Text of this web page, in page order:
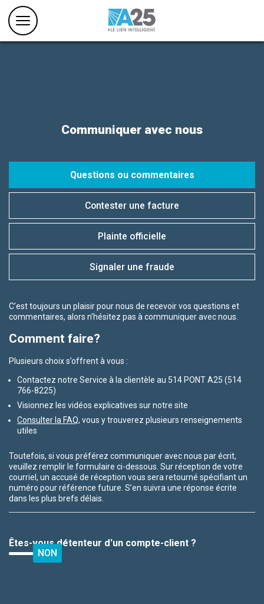
Communiquer avec nous
Questions ou commentaires
Contester une facture
Plainte officielle
Signaler une fraude
C’est toujours un plaisir pour nous de recevoir vos questions et
commentaires, alors n’hésitez pas à communiquer avec nous.
Comment faire?
Plusieurs choix s’offrent à vous :
Contactez notre Service à la clientèle au 514 PONT A25 (514
766-8225)
Visionnez les vidéos explicatives sur notre site
Consulter la FAQ, vous y trouverez plusieurs renseignements
utiles
Toutefois, si vous préférez communiquer avec nous par écrit,
veuillez remplir le formulaire ci-dessous. Sur réception de votre
courriel, un accusé de réception vous sera retourné spécifiant un
numéro pour référence future. S’en suivra une réponse écrite
dans les plus brefs délais.
Êtes-vous détenteur d'un compte-client ?